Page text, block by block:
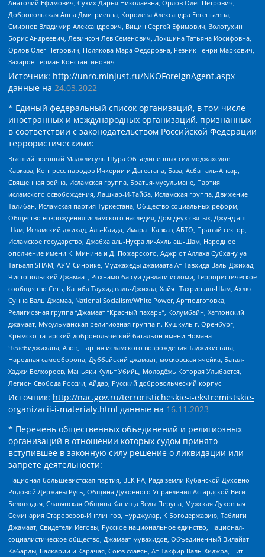
Анатолий Ефимович, Сухих Дарья Николаевна, Орлов Олег Петрович,
Добровольская Анна Дмитриевна, Королева Александра Евгеньевна,
Смирнов Владимир Александрович, Вицин Сергей Ефимович, Золотухин
Борис Андреевич, Левинсон Лев Семенович, Локшина Татьяна Иосифовна,
Орлов Олег Петрович, Полякова Мара Федоровна, Резник Генри Маркович,
Захаров Герман Константинович
Источник: http://unro.minjust.ru/NKOForeignAgent.aspx
данные на 24.03.2022
* Единый федеральный список организаций, в том числе
иностранных и международных организаций, признанных
в соответствии с законодательством Российской Федерации
террористическими:
Высший военный Маджлисуль Шура Объединенных сил моджахедов
Кавказа, Конгресс народов Ичкерии и Дагестана, База, Асбат аль-Ансар,
Священная война, Исламская группа, Братья-мусульмане, Партия
исламского освобождения, Лашкар-И-Тайба, Исламская группа, Движение
Талибан, Исламская партия Туркестана, Общество социальных реформ,
Общество возрождения исламского наследия, Дом двух святых, Джунд аш-
Шам, Исламский джихад, Аль-Каида, Имарат Кавказ, АБТО, Правый сектор,
Исламское государство, Джабха аль-Нусра ли-Ахль аш-Шам, Народное
ополчение имени К. Минина и Д. Пожарского, Аджр от Аллаха Субхану уа
Тагьаля SHAM, АУМ Синрике, Муджахеды джамаата Ат-Тавхида Валь-Джихад,
Чистопольский Джамаат, Рохнамо ба суи давлати исломи, Террористическое
сообщество Сеть, Катиба Таухид валь-Джихад, Хайят Тахрир аш-Шам, Ахлю
Сунна Валь Джамаа, National Socialism/White Power, Артподготовка,
Религиозная группа “Джамаат “Красный пахарь”, Колумбайн, Хатлонский
джамаат, Мусульманская религиозная группа п. Кушкуль г. Оренбург,
Крымско-татарский добровольческий батальон имени Номана
Челебиджихана, Азов, Партия исламского возрождения Таджикистана,
Народная самооборона, Дуббайский джамаат, московская ячейка, Батал-
Хаджи Белхороев, Маньяки Культ Убийц, Молодёжь Которая Улыбается,
Легион Свобода России, Айдар, Русский добровольческий корпус
Источник: http://nac.gov.ru/terroristicheskie-i-ekstremistskie-
organizacii-i-materialy.html данные на 16.11.2023
* Перечень общественных объединений и религиозных
организаций в отношении которых судом принято
вступившее в законную силу решение о ликвидации или
запрете деятельности:
Национал-большевистская партия, ВЕК РА, Рада земли Кубанской Духовно
Родовой Державы Русь, Община Духовного Управления Асгардской Веси
Беловодья, Славянская Община Капища Веды Перуна, Мужская Духовная
Семинария Староверов-Инглингов, Нурджулар, К Богодержавию, Таблиги
Джамаат, Свидетели Иеговы, Русское национальное единство, Национал-
социалистическое общество, Джамаат мувахидов, Объединенный Вилайат
Кабарды, Балкарии и Карачая, Союз славян, Ат-Такфир Валь-Хиджра, Пит